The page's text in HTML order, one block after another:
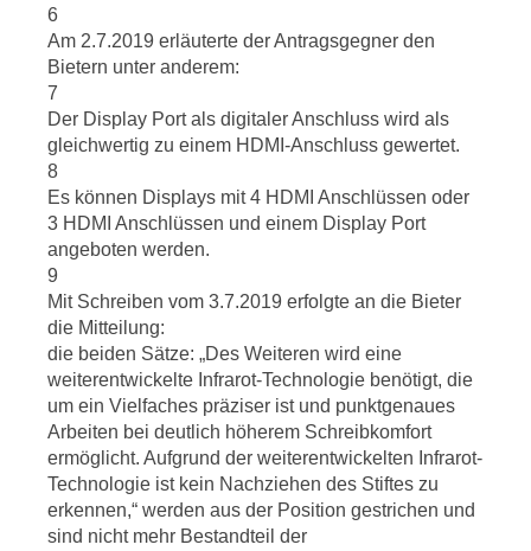
6
Am 2.7.2019 erläuterte der Antragsgegner den
Bietern unter anderem:
7
Der Display Port als digitaler Anschluss wird als
gleichwertig zu einem HDMI-Anschluss gewertet.
8
Es können Displays mit 4 HDMI Anschlüssen oder
3 HDMI Anschlüssen und einem Display Port
angeboten werden.
9
Mit Schreiben vom 3.7.2019 erfolgte an die Bieter
die Mitteilung:
die beiden Sätze: „Des Weiteren wird eine
weiterentwickelte Infrarot-Technologie benötigt, die
um ein Vielfaches präziser ist und punktgenaues
Arbeiten bei deutlich höherem Schreibkomfort
ermöglicht. Aufgrund der weiterentwickelten Infrarot-
Technologie ist kein Nachziehen des Stiftes zu
erkennen,“ werden aus der Position gestrichen und
sind nicht mehr Bestandteil der